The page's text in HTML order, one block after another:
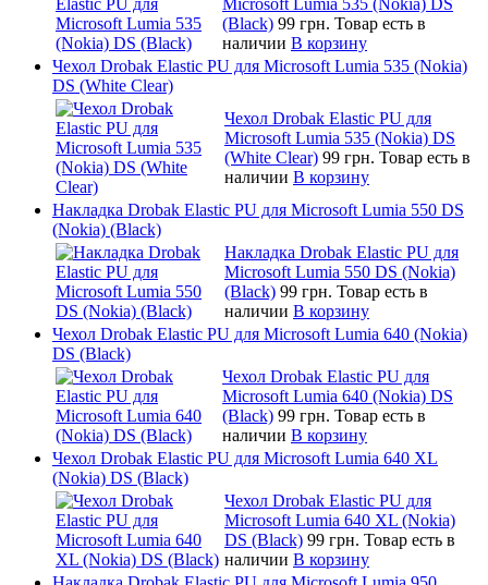
(Black) 99 грн. Товар есть в
наличии В корзину
Чехол Drobak Elastic PU для Microsoft Lumia 535 (Nokia)
DS (White Clear)
Чехол Drobak Elastic PU для
Microsoft Lumia 535 (Nokia) DS
(White Clear) 99 грн. Товар есть в
наличии В корзину
Накладка Drobak Elastic PU для Microsoft Lumia 550 DS
(Nokia) (Black)
Накладка Drobak Elastic PU для
Microsoft Lumia 550 DS (Nokia)
(Black) 99 грн. Товар есть в
наличии В корзину
Чехол Drobak Elastic PU для Microsoft Lumia 640 (Nokia)
DS (Black)
Чехол Drobak Elastic PU для
Microsoft Lumia 640 (Nokia) DS
(Black) 99 грн. Товар есть в
наличии В корзину
Чехол Drobak Elastic PU для Microsoft Lumia 640 XL
(Nokia) DS (Black)
Чехол Drobak Elastic PU для
Microsoft Lumia 640 XL (Nokia)
DS (Black) 99 грн. Товар есть в
наличии В корзину